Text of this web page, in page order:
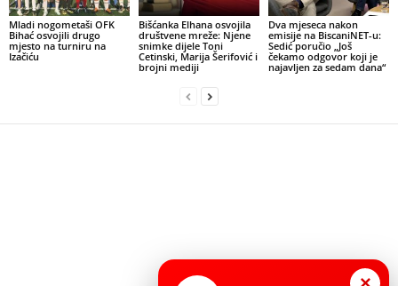
Mladi nogometaši OFK
Bihać osvojili drugo
mjesto na turniru na
Izačiću
Bišćanka Elhana osvojila
društvene mreže: Njene
snimke dijele Toni
Cetinski, Marija Šerifović i
brojni mediji
Dva mjeseca nakon
emisije na BiscaniNET-u:
Sedić poručio „Još
čekamo odgovor koji je
najavljen za sedam dana“